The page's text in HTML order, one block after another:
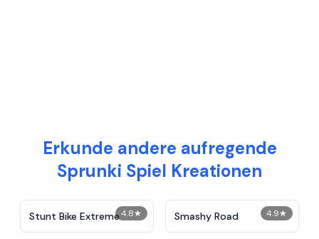
Erkunde andere aufregende
Sprunki Spiel Kreationen
4.8★
Stunt Bike Extreme 4.9★
Smashy Road